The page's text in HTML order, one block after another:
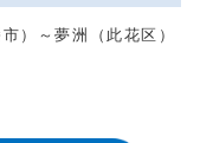
）～夢洲（此花区）